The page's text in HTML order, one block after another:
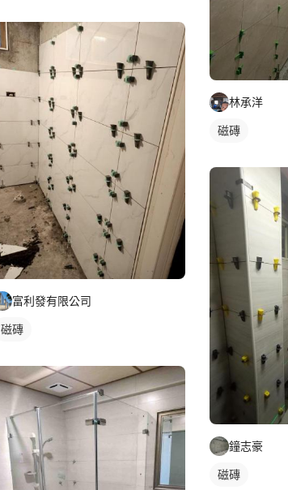
富利發有限公司
磁磚
林承洋
磁磚
鐘志豪
磁磚